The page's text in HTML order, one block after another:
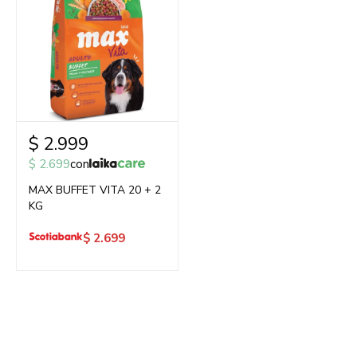
$ 2.999
$ 2.699con
MAX BUFFET VITA 20 + 2
KG
$ 2.699